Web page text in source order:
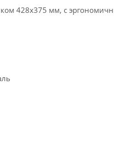
428х375 мм, с